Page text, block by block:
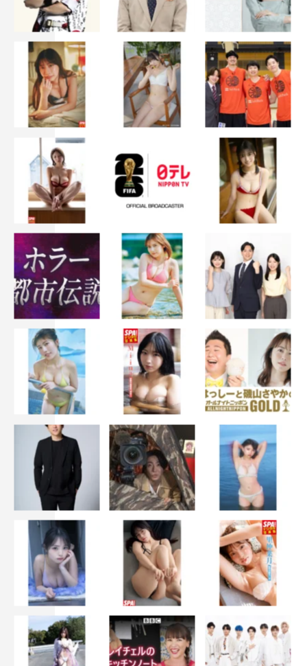
初登場の佐野太一くん（15歳）はSNSで海外からも反響
がある“トリックバスアート博士ちゃん”。彼は工作用紙と
プラスチック板でリアルすぎるバス模型を作成し、それば
かりか、そのバス模型を使って街のさまざまなシチュエー
ションと遠近法を使ってトリックバスアート写真を撮って
いる。今回はそんな緻密なバス模型とともに、スタジオで
YOSHIKIやMC3人とトリック写真の撮影に挑む。
『サンドウィッチマン＆芦田愛菜の博士ちゃん』©テレビ朝日
“甲冑博士ちゃん”研川陽希くん（13歳）が作るのは、プラ
スチック板などで完全再現した“甲冑”。ニュースや新聞で
も「リアルすぎる」と絶賛された、その手作り甲冑を
YOSHIKIに見てほしいと自ら着込んでスタジオで披露す
『サンドウィッチマン＆芦田愛菜の博士ちゃん』©テレビ朝日